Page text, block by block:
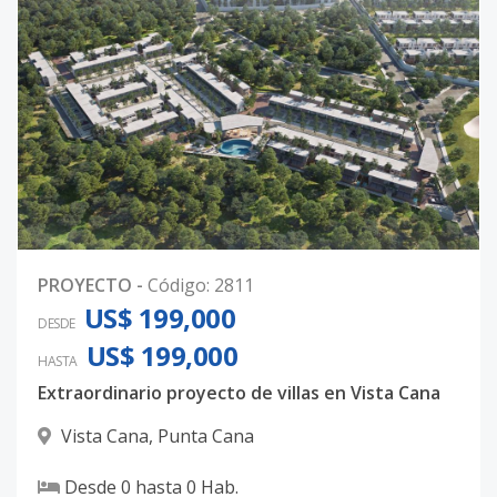
PROYECTO - Código: 2811
DESDE US$ 199,000
HASTA US$ 199,000
Extraordinario proyecto de villas en Vista Cana
Vista Cana, Punta Cana
Desde 0 hasta 0 Hab.